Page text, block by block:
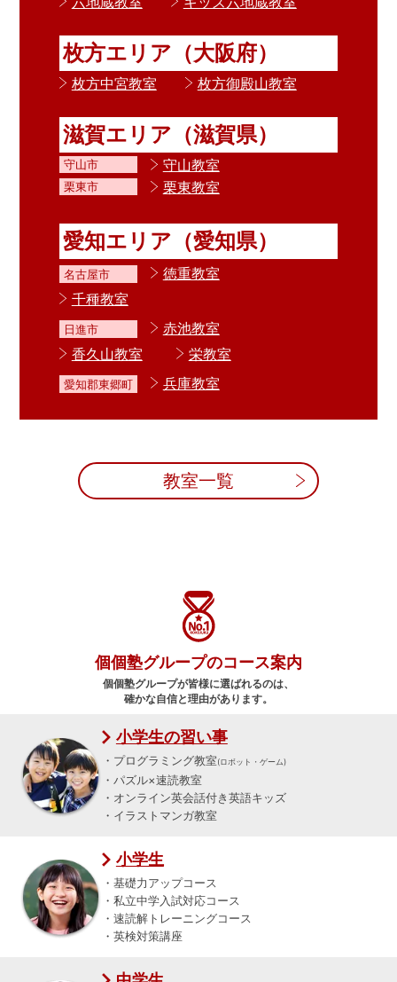
枚方エリア（大阪府）
枚方中宮教室 枚方御殿山教室
滋賀エリア（滋賀県）
守山市 守山教室
栗東市 栗東教室
愛知エリア（愛知県）
名古屋市
徳重教室
千種教室
日進市
赤池教室
香久山教室
栄教室
愛知郡東郷町 兵庫教室
教室一覧
個個塾グループのコース案内
個個塾グループが皆様に選ばれるのは、
確かな自信と理由があります。
小学生の習い事
・プログラミング教室(ロボット・ゲーム)
・パズル×速読教室
・オンライン英会話付き英語キッズ
・イラストマンガ教室
小学生
・基礎力アップコース
・私立中学入試対応コース
・速読解トレーニングコース
・英検対策講座